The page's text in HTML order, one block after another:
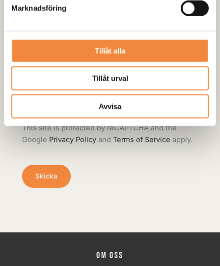
Marknadsföring
Tillåt alla
Tillåt urval
Avvisa
Namn*
Spara mitt namn, min e-postadress och
webbplats i denna webbläsare till nästa gång jag
This site is protected by reCAPTCHA and the
Google Privacy Policy andTerms of Service apply.
Om oss